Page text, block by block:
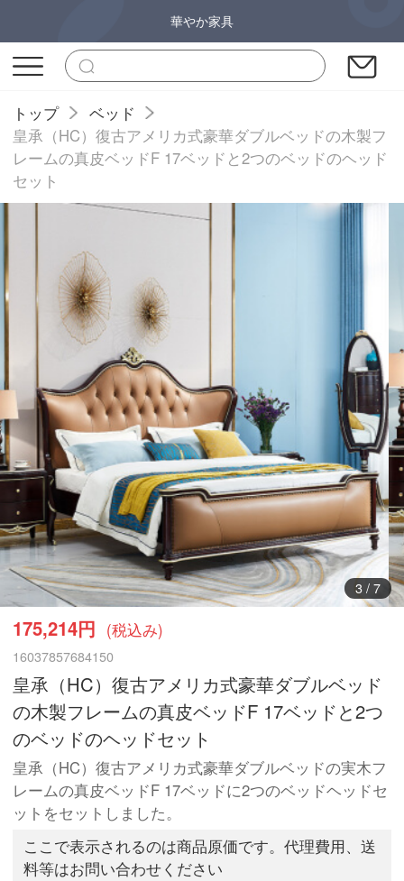
華やか家具
トップ
ベッド
皇承（HC）復古アメリカ式豪華ダブルベッドの木製フ
レームの真皮ベッドF 17ベッドと2つのベッドのヘッド
セット
3/ 7
175,214円 (税込み)
16037857684150
皇承（HC）復古アメリカ式豪華ダブルベッド
の木製フレームの真皮ベッドF 17ベッドと2つ
のベッドのヘッドセット
皇承（HC）復古アメリカ式豪華ダブルベッドの実木フ
レームの真皮ベッドF 17ベッドに2つのベッドヘッドセ
ットをセットしました。
ここで表示されるのは商品原価です。代理費用、送
料等はお問い合わせください